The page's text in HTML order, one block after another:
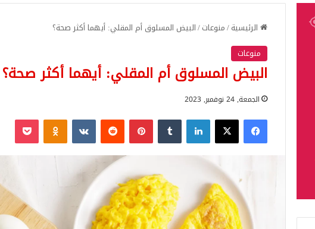
الرئيسية/منوعات/البيض المسلوق أم المقلي: أيهما أكثر صحة؟
منوعات
البيض المسلوق أم المقلي: أيهما أكثر صحة؟
الجمعة, 24 نوفمبر, 2023
فيسبوك‫X لينكدإن بينتيريست Odnoklassniki
‫Pocket